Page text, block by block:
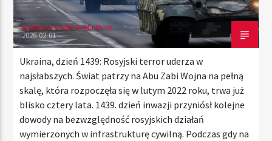
Radio Strefa Muzy
Redakcja Radia Strefa Muzy
2026-02-01
Ukraina, dzień 1439: Rosyjski terror uderza w
najsłabszych. Świat patrzy na Abu Zabi Wojna na pełną
skalę, która rozpoczęła się w lutym 2022 roku, trwa już
blisko cztery lata. 1439. dzień inwazji przyniósł kolejne
dowody na bezwzględność rosyjskich działań
wymierzonych w infrastrukturę cywilną. Podczas gdy na